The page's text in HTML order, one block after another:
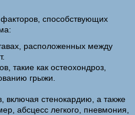
способствующих
расположенных между
такие как остеохондроз,
грыжи.
включая стенокардию, а также
абсцесс легкого, пневмония,